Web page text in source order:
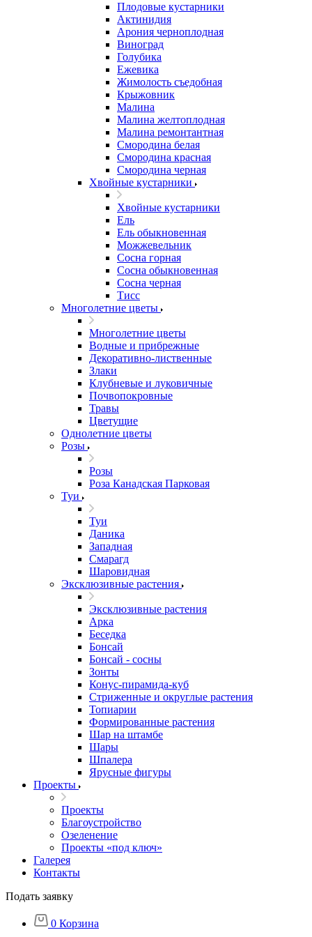
Плодовые кустарники
Актинидия
Арония черноплодная
Виноград
Голубика
Ежевика
Жимолость съедобная
Крыжовник
Малина
Малина желтоплодная
Малина ремонтантная
Смородина белая
Смородина красная
Смородина черная
Хвойные кустарники
Хвойные кустарники
Ель
Ель обыкновенная
Можжевельник
Сосна горная
Сосна обыкновенная
Сосна черная
Тисс
Многолетние цветы
Многолетние цветы
Водные и прибрежные
Декоративно-лиственные
Злаки
Клубневые и луковичные
Почвопокровные
Травы
Цветущие
Однолетние цветы
Розы
Розы
Роза Канадская Парковая
Туи
Туи
Даника
Западная
Смарагд
Шаровидная
Эксклюзивные растения
Эксклюзивные растения
Арка
Беседка
Бонсай
Бонсай - сосны
Зонты
Конус-пирамида-куб
Стриженные и округлые растения
Топиарии
Формированные растения
Шар на штамбе
Шары
Шпалера
Ярусные фигуры
Проекты
Проекты
Благоустройство
Озеленение
Проекты «под ключ»
Галерея
Контакты
Подать заявку
0 Корзина